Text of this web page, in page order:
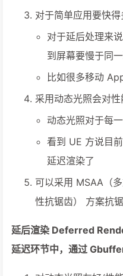
对于简单应用要快得
对于延后处理来
到屏幕要慢于同
比如很多移动
采用动态光照会对
动态光照对于每
看到 UE 方说目
延迟渲染了
可以采用 MSAA（
性抗锯齿） 方案抗
延后渲染 Deferred
延迟环节中，通过